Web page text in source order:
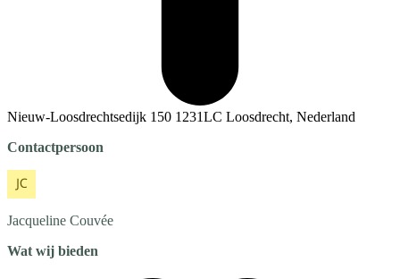
Nieuw-Loosdrechtsedijk 150 1231LC Loosdrecht, Nederland
Contactpersoon
Jacqueline Couvée
Wat wij bieden